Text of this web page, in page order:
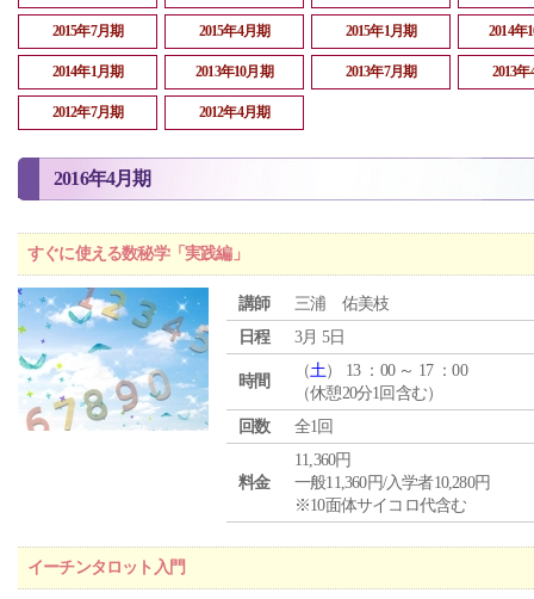
2015年7月期 2015年4月期 2015年1月期 2014年
2014年1月期 2013年10月期 2013年7月期 2013
2012年7月期 2012年4月期
2016年4月期
すぐに使える数秘学「実践編」
講師
三浦 佑美枝
日程
3月 5日
時間
（土） 13 ：00 ～ 17 ：00
（休憩20分1回含む）
回数
全1回
料金
11,360円
一般11,360円/入学者10,280円
※10面体サイコロ代含む
イーチンタロット入門